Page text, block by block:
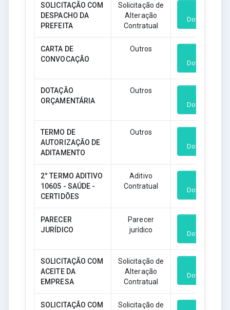
SOLICITAÇÃO COM
DESPACHO DA
PREFEITA
Solicitação de
Alteração
Contratual
Download
CARTA DE
CONVOCAÇÃO
Outros
Download
DOTAÇÃO
ORÇAMENTÁRIA
Outros
Download
TERMO DE
AUTORIZAÇÃO DE
ADITAMENTO
Outros
Download
2° TERMO ADITIVO
10605 - SAÚDE -
CERTIDÕES
Aditivo
Contratual
Download
PARECER
JURÍDICO
Parecer
jurídico
Download
SOLICITAÇÃO COM
ACEITE DA
EMPRESA
Solicitação de
Alteração
Contratual
Download
SOLICITAÇÃO COM
Solicitação de